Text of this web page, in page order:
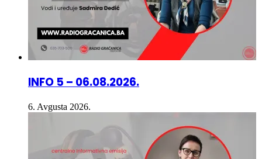
INFO 5 – 06.08.2026.
6. Avgusta 2026.